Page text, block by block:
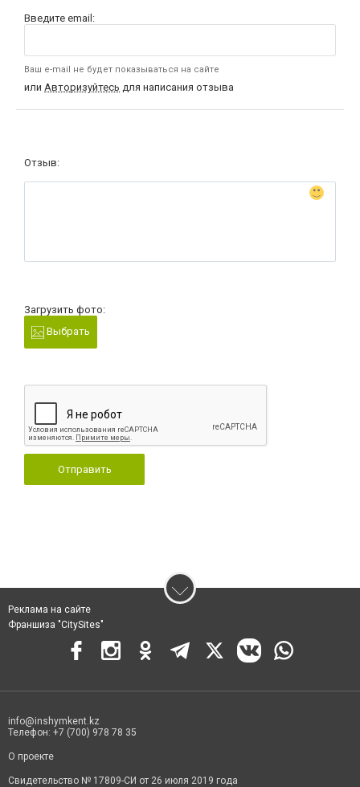
Введите email:
Ваш e-mail не будет показываться на сайте
или Авторизуйтесь для написания отзыва
Отзыв:
Загрузить фото:
Выбрать
Отправить
Реклама на сайте
Франшиза "CitySites"
info@inshymkent.kz
Телефон: +7 (700) 978 78 35
О проекте
Свидетельство № 17809-СИ от 26 июля 2019 года